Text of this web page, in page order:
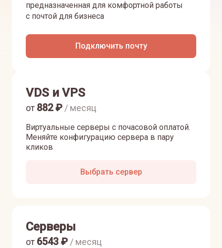
предназначенная для комфортной работы
с почтой для бизнеса
Подключить почту
VDS и VPS
Виртуальные серверы с почасовой оплатой.
Меняйте конфигурацию сервера в пару
кликов
от 882₽ / месяц
Выбрать сервер
Серверы
от 6543 ₽ / месяц